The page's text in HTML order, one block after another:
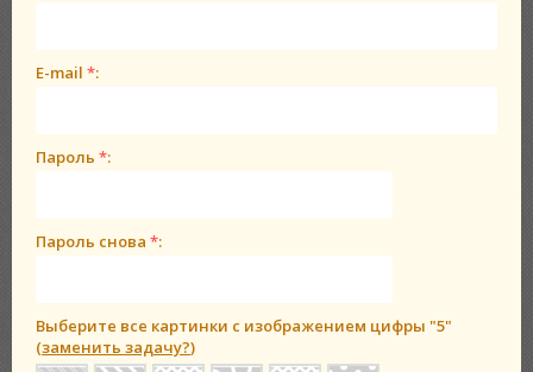
E-mail *:
Пароль *:
Пароль снова *:
Выберите все картинки с изображением цифры "5"
(заменить задачу?)